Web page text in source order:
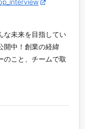
な未来を目指してい
開中！創業の経緯
のこと、チームで取